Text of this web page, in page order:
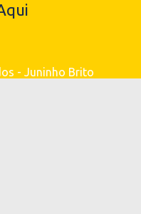
- Juninho Brito